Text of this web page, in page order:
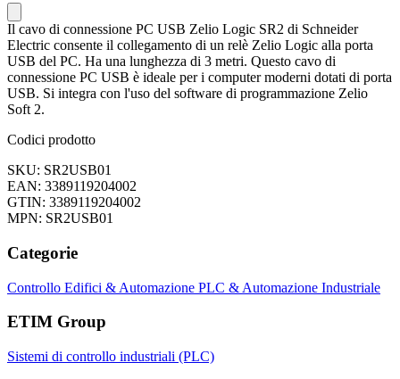
Il cavo di connessione PC USB Zelio Logic SR2 di Schneider
Electric consente il collegamento di un relè Zelio Logic alla porta
USB del PC. Ha una lunghezza di 3 metri. Questo cavo di
connessione PC USB è ideale per i computer moderni dotati di porta
USB. Si integra con l'uso del software di programmazione Zelio
Soft 2.
Codici prodotto
SKU: SR2USB01
EAN: 3389119204002
GTIN: 3389119204002
MPN: SR2USB01
Categorie
Controllo Edifici & Automazione PLC & Automazione Industriale
ETIM Group
Sistemi di controllo industriali (PLC)